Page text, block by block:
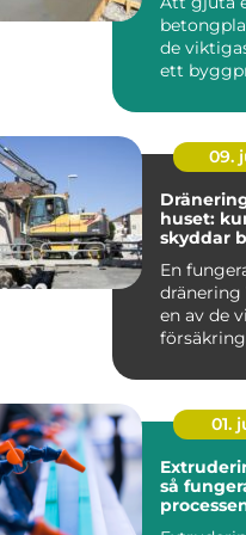
de
ett
09.
huset:
skyddar
En
dränering
en av de
01.
så